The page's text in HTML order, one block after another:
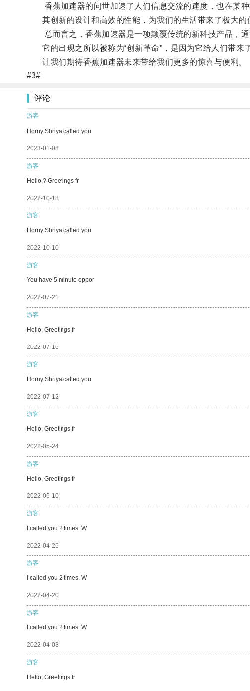
香蕉加速器的问世加速了人们信息交流的速度，也在某种
其创新的设计和高效的性能，为我们的生活带来了极大的
总而言之，香蕉加速器是一项颠覆传统的新科技产品，通
它的出现之所以被称为“创新革命”，是因为它给人们带来
让我们期待香蕉加速器未来带给我们更多的惊喜与便利。
#3#
评论
游客
Horny Shriya called you
2023-01-08
游客
Hello,? Greetings fr
2022-10-18
游客
Horny Shriya called you
2022-10-10
游客
You have 5 minute oppor
2022-07-21
游客
Hello, Greetings fr
2022-07-16
游客
Horny Shriya called you
2022-07-12
游客
Hello, Greetings fr
2022-05-24
游客
Hello, Greetings fr
2022-05-10
游客
I called you 2 times. W
2022-04-26
游客
I called you 2 times. W
2022-04-20
游客
I called you 2 times. W
2022-04-03
游客
Hello, Greetings fr